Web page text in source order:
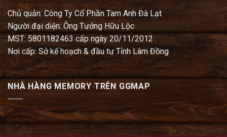
Chủ quản: Công Ty Cổ Phần Tam Anh Đà Lạt
Người đại diện: Ông Tưởng Hữu Lộc
MST: 5801182463 cấp ngày 20/11/2012
Nơi cấp: Sở kế hoạch & đầu tư Tỉnh Lâm Đồng
NHÀ HÀNG MEMORY TRÊN GGMAP